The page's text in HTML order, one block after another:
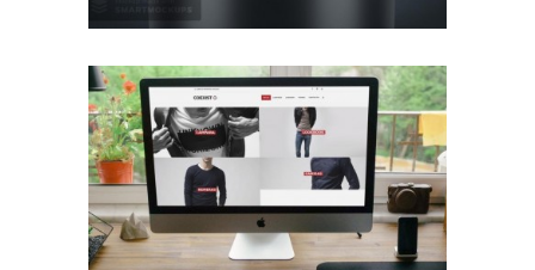
Diseño Web para Indumentaria
Trabajos Web